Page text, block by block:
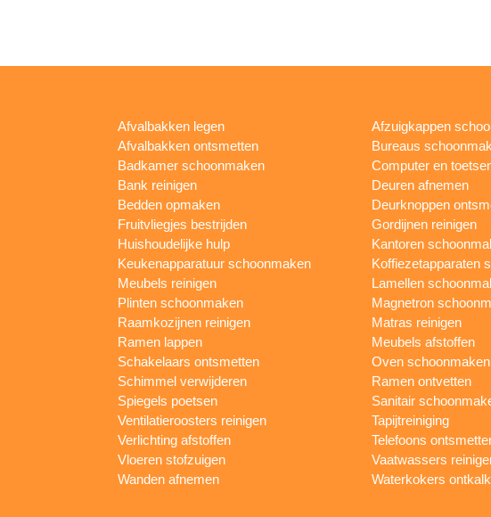
Afvalbakken legen
Afvalbakken ontsmetten
Badkamer schoonmaken
Bank reinigen
Bedden opmaken
Fruitvliegjes bestrijden
Huishoudelijke hulp
Keukenapparatuur schoonmaken
Meubels reinigen
Plinten schoonmaken
Raamkozijnen reinigen
Ramen lappen
Schakelaars ontsmetten
Schimmel verwijderen
Spiegels poetsen
Ventilatieroosters reinigen
Verlichting afstoffen
Vloeren stofzuigen
Wanden afnemen
Afzuigkappen
Bureaus
Computer en
Deuren afnemen
Deurknoppen
Gordijnen reinigen
Kantoren
Koffiezetapparaten
Lamellen
Magnetron
Matras reinigen
Meubels afstoffen
Oven schoonmaken
Ramen ontvetten
Sanitair
Tapijtreiniging
Telefoons
Vaatwassers
Waterkokers